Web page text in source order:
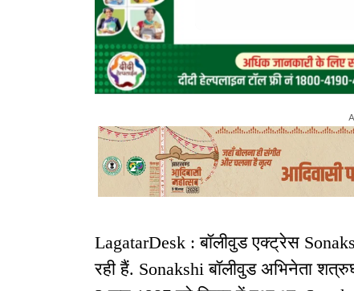
LagatarDesk : बॉलीवुड एक्ट्रेस
रही हैं. Sonakshi बॉलीवुड अभिनेता